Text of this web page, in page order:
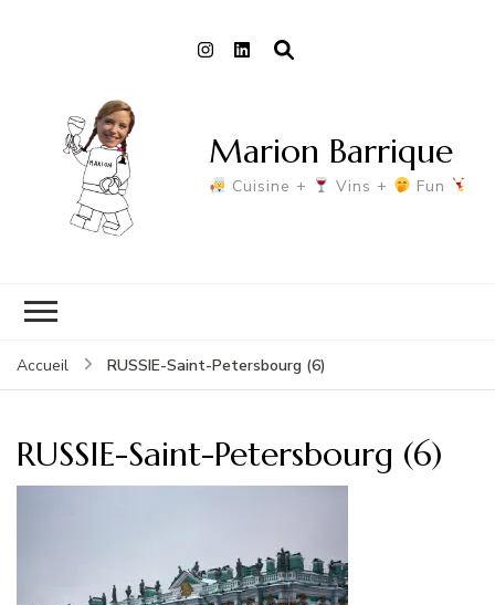
Marion Barrique
Cuisine + Vins + Fun
Accueil RUSSIE-Saint-Petersbourg (6)
RUSSIE-Saint-Petersbourg (6)